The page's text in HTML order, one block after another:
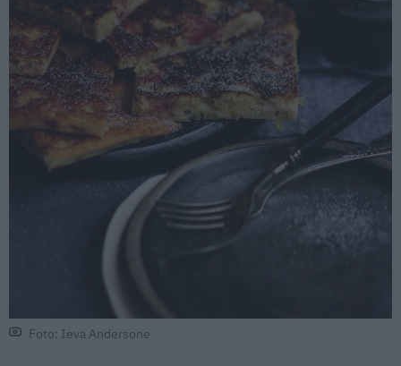
Foto: Ieva Andersone